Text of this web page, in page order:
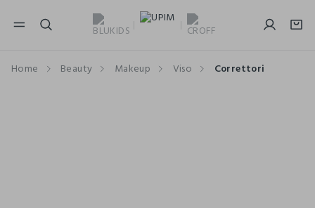
NAVIGATION.ARIA.GOTOMAINCONTENT
Home Beauty Makeup Viso Correttori